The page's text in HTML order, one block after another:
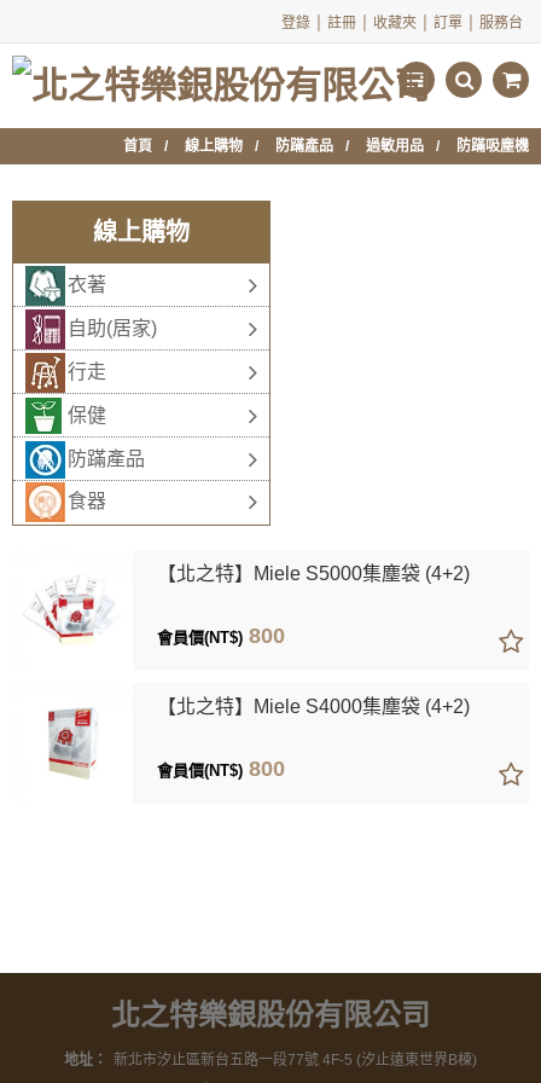
登錄 | 註冊 | 收藏夾 | 訂單 | 服務台
首頁 線上購物 防蹣產品 過敏用品 防蹣吸塵機
線上購物
衣著
自助(居家)
行走
保健
防蹣產品
食器
【北之特】Miele S5000集塵袋 (4+2)
會員價(NT$) 800
【北之特】Miele S4000集塵袋 (4+2)
會員價(NT$) 800
北之特樂銀股份有限公司
地址：
新北市汐止區新台五路一段77號 4F-5 (汐止遠東世界B棟)